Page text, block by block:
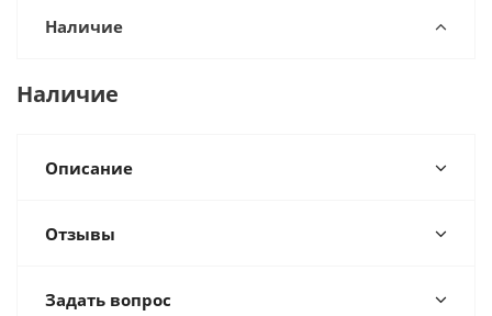
Наличие
Наличие
Описание
Отзывы
Задать вопрос